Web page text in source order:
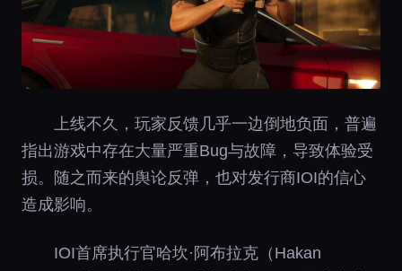
上线不久，玩家反馈几乎一边倒地负面，普遍
指出游戏中存在大量严重Bug与故障，导致体验受
损。随之而来的舆论反弹，也对发行商IOI的信心
造成影响。
IOI首席执行官哈坎·阿布拉克（Hakan